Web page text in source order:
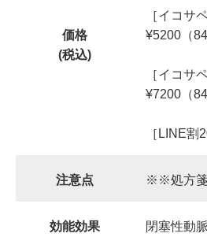
価格
(税込)
［イコサ
¥5200（84
［イコサ
¥7200（84
［LINE割
注意点 ※※処方箋
効能効果 閉塞性動